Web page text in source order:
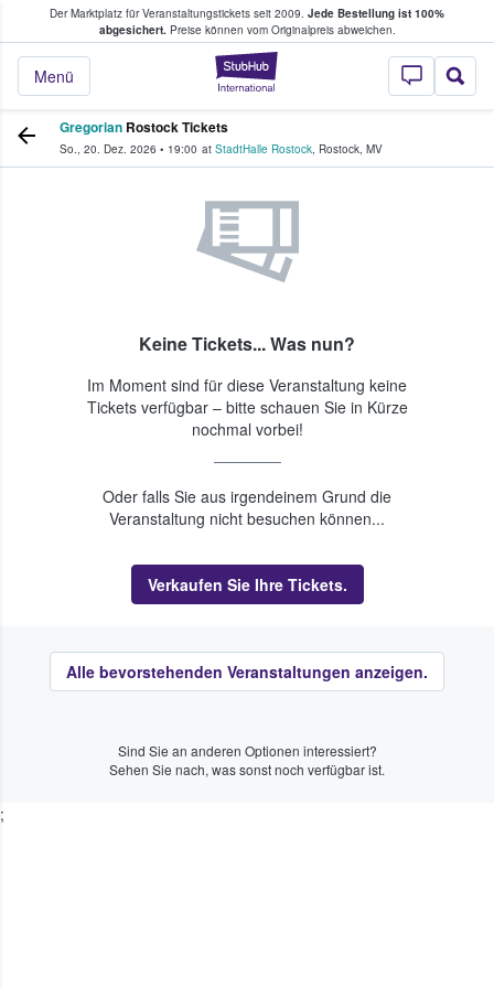
Der Marktplatz für Veranstaltungstickets seit 2009. Jede Bestellung ist 100%
abgesichert.Preise können vom Originalpreis abweichen.
StubHub - Wo
Menü
Tickets kaufen & verkaufen
Gregorian Rostock Tickets
So., 20. Dez. 2026 • 19:00 at StadtHalle Rostock, Rostock, MV
Keine Tickets... Was nun?
Im Moment sind für diese Veranstaltung keine
Tickets verfügbar – bitte schauen Sie in Kürze
nochmal vorbei!
Oder falls Sie aus irgendeinem Grund die
Veranstaltung nicht besuchen können...
Verkaufen Sie Ihre Tickets.
Alle bevorstehenden Veranstaltungen anzeigen.
Sind Sie an anderen Optionen interessiert?
Sehen Sie nach, was sonst noch verfügbar ist.
;